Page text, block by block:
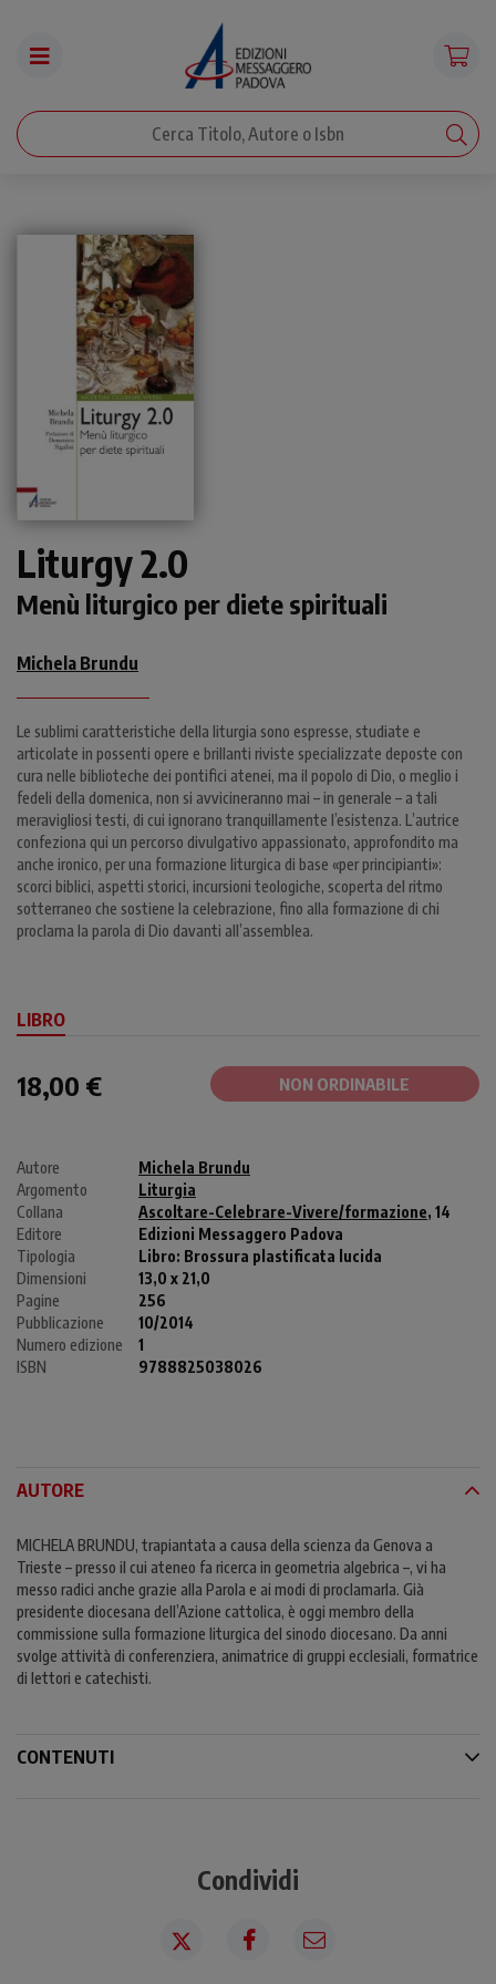
Liturgy 2.0
Menù liturgico per diete spirituali
Michela Brundu
Le sublimi caratteristiche della liturgia sono espresse, studiate e
articolate in possenti opere e brillanti riviste specializzate deposte con
cura nelle biblioteche dei pontifici atenei, ma il popolo di Dio, o meglio i
fedeli della domenica, non si avvicineranno mai – in generale – a tali
meravigliosi testi, di cui ignorano tranquillamente l’esistenza. L’autrice
confeziona qui un percorso divulgativo appassionato, approfondito ma
anche ironico, per una formazione liturgica di base «per principianti»:
scorci biblici, aspetti storici, incursioni teologiche, scoperta del ritmo
sotterraneo che sostiene la celebrazione, fino alla formazione di chi
proclama la parola di Dio davanti all’assemblea.
LIBRO
18,00 € NON ORDINABILE
Autore
Michela Brundu
Argomento
Liturgia
Collana
Ascoltare-Celebrare-Vivere/formazione, 14
Editore
Edizioni Messaggero Padova
Tipologia
Libro: Brossura plastificata lucida
Dimensioni
13,0 x 21,0
Pagine
256
Pubblicazione
10/2014
Numero edizione
1
ISBN
9788825038026
AUTORE
MICHELA BRUNDU, trapiantata a causa della scienza da Genova a
Trieste – presso il cui ateneo fa ricerca in geometria algebrica –, vi ha
messo radici anche grazie alla Parola e ai modi di proclamarla. Già
presidente diocesana dell’Azione cattolica, è oggi membro della
commissione sulla formazione liturgica del sinodo diocesano. Da anni
svolge attività di conferenziera, animatrice di gruppi ecclesiali, formatrice
di lettori e catechisti.
CONTENUTI
Condividi